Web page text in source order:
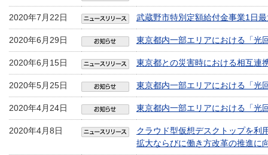
2020年7月22日 武蔵野市特別定額給付金事業1日
2020年6月29日 東京都内一部エリアにおける「光
2020年6月15日 東京都との災害時における相互連
2020年5月25日 東京都内一部エリアにおける「光
2020年4月24日 東京都内一部エリアにおける「光
2020年4月8日
クラウド型仮想デスクトップを利
拡大ならびに働き方改革の推進に